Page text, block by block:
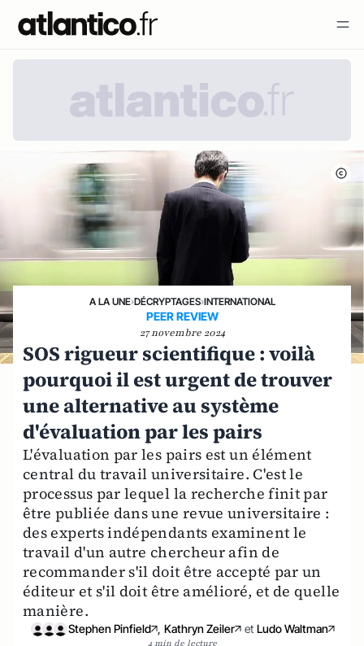
A LA UNE›DÉCRYPTAGES›INTERNATIONAL
PEER REVIEW
27 novembre 2024
SOS rigueur scientifique : voilà
pourquoi il est urgent de trouver
une alternative au système
d'évaluation par les pairs
L'évaluation par les pairs est un élément
central du travail universitaire. C'est le
processus par lequel la recherche finit par
être publiée dans une revue universitaire :
des experts indépendants examinent le
travail d'un autre chercheur afin de
recommander s'il doit être accepté par un
éditeur et s'il doit être amélioré, et de quelle
manière.
Stephen Pinfield , Kathryn Zeiler et Ludo Waltman
4 min de lecture